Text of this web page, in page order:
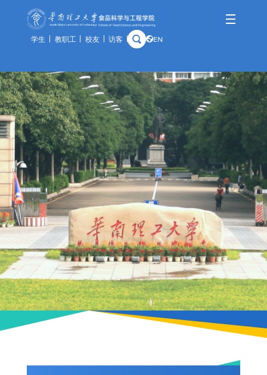
学生 教职工 校友 访客 EN
学院概况
学院简介
历史沿革
学院领导
组织架构
历任领导
历史钩沉
师资队伍
队伍概况
教师风采
荣休教师
人才培养
本科生
研究生
留学生
教学实践基地
科学研究
科研概况
科研基地
科研团队
科研成果
国际交流
交流动态
合作项目
出访公示
资产与实
通知公告
规章制度
办事指南
教学中心
分析中心
安全管理
预约平台
特色资源